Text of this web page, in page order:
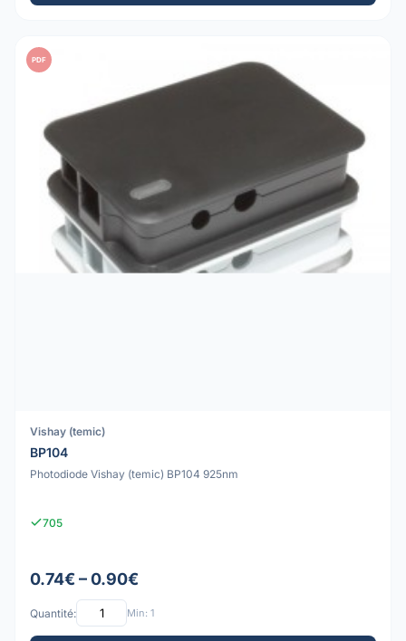
PDF
Vishay (temic)
BP104
Photodiode Vishay (temic) BP104 925nm
705
0.74€ – 0.90€
Quantité: Min: 1